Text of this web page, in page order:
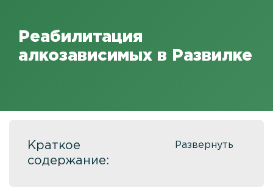
Реабилитация методом «12 шагов»
Быстро протрезветь
Кодирование алкоголизма
Реабилитация
алкозависимых в Развилке
Краткое
содержание: